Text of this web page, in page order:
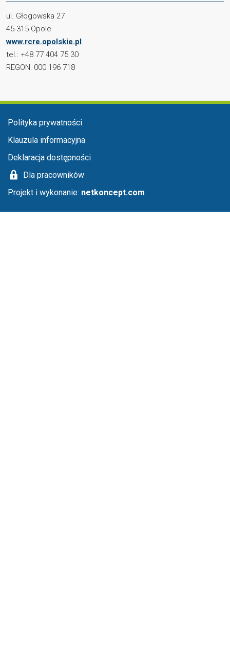
ul. Głogowska 27
45-315 Opole
www.rcre.opolskie.pl
tel.: +48 77 404 75 30
REGON: 000 196 718
Menu stopka
Polityka prywatności
Klauzula informacyjna
Deklaracja dostępności
Dla pracowników
Projekt i wykonanie: netkoncept.com